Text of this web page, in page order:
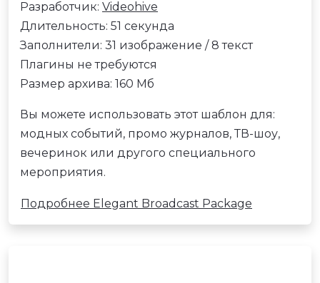
Разработчик: Videohive
Длительность: 51 секунда
Заполнители: 31 изображение / 8 текст
Плагины не требуются
Размер архива: 160 Мб
Вы можете использовать этот шаблон для:
модных событий, промо журналов, ТВ-шоу,
вечеринок или другого специального
мероприятия.
Подробнее Elegant Broadcast Package